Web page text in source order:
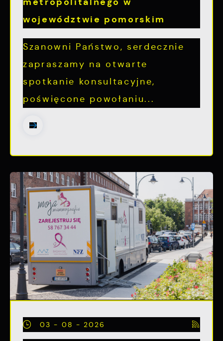
województwie pomorskim
Szanowni Państwo, serdecznie
zapraszamy na otwarte
spotkanie konsultacyjne,
poświęcone powołaniu...
03 - 08 - 2026